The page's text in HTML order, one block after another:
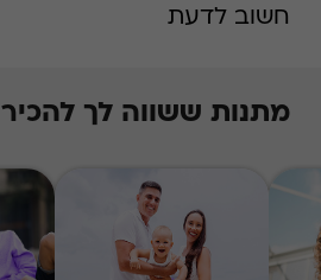
חשוב לדעת
מתנות ששווה לך להכיר